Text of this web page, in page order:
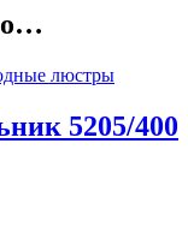
люстры
5205/400